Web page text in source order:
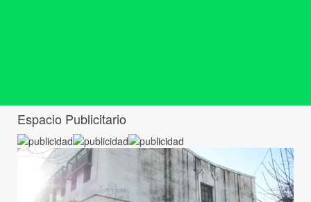
Espacio Publicitario